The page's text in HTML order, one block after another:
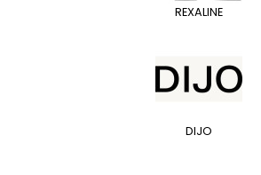
REXALINE
DIJO